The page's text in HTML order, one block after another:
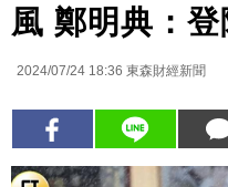
風 鄭明典：
2024/07/24 18:36 東森財經新聞